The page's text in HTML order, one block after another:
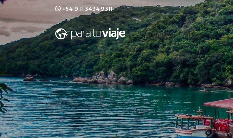
+54 9 11 3434 9311
Ingresar Sudamérica